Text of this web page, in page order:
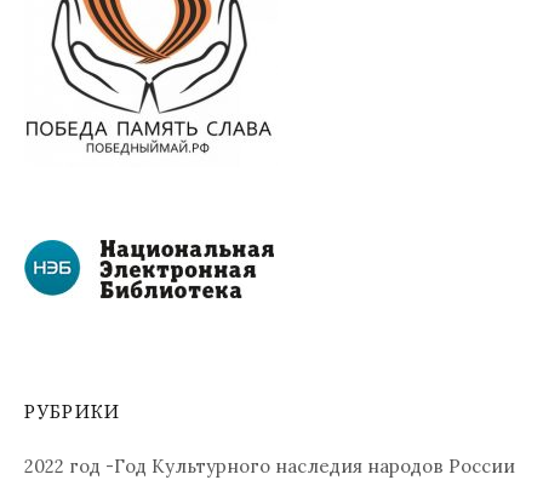
РУБРИКИ
2022 год -Год Культурного наследия народов России